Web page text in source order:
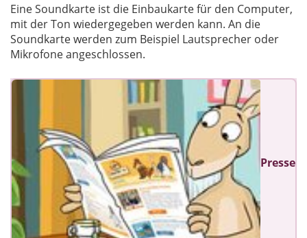
Eine Soundkarte ist die Einbaukarte für den Computer,
mit der Ton wiedergegeben werden kann. An die
Soundkarte werden zum Beispiel Lautsprecher oder
Mikrofone angeschlossen.
Presse